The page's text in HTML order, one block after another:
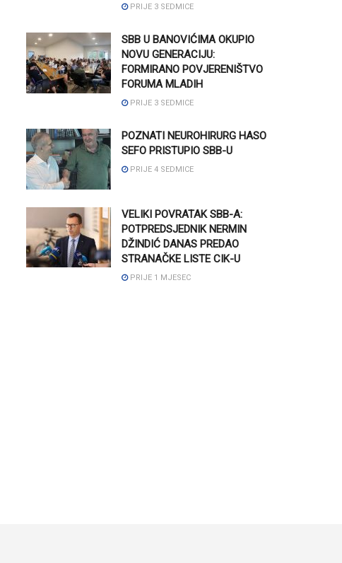
PRIJE 3 SEDMICE
SBB U BANOVIĆIMA OKUPIO
NOVU GENERACIJU:
FORMIRANO POVJERENIŠTVO
FORUMA MLADIH
PRIJE 3 SEDMICE
POZNATI NEUROHIRURG HASO
SEFO PRISTUPIO SBB-U
PRIJE 4 SEDMICE
VELIKI POVRATAK SBB-A:
POTPREDSJEDNIK NERMIN
DŽINDIĆ DANAS PREDAO
STRANAČKE LISTE CIK-U
PRIJE 1 MJESEC